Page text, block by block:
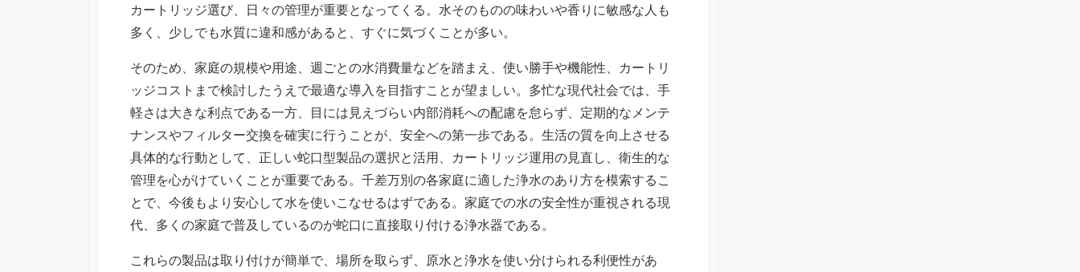
カートリッジ選び、日々の管理が重要となってくる。水そのものの味わいや香りに敏感な人も
多く、少しでも水質に違和感があると、すぐに気づくことが多い。
そのため、家庭の規模や用途、週ごとの水消費量などを踏まえ、使い勝手や機能性、カートリ
ッジコストまで検討したうえで最適な導入を目指すことが望ましい。多忙な現代社会では、手
軽さは大きな利点である一方、目には見えづらい内部消耗への配慮を怠らず、定期的なメンテ
ナンスやフィルター交換を確実に行うことが、安全への第一歩である。生活の質を向上させる
具体的な行動として、正しい蛇口型製品の選択と活用、カートリッジ運用の見直し、衛生的な
管理を心がけていくことが重要である。千差万別の各家庭に適した浄水のあり方を模索するこ
とで、今後もより安心して水を使いこなせるはずである。家庭での水の安全性が重視される現
代、多くの家庭で普及しているのが蛇口に直接取り付ける浄水器である。
これらの製品は取り付けが簡単で、場所を取らず、原水と浄水を使い分けられる利便性があ